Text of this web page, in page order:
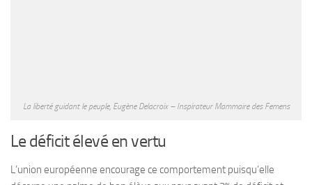
La liberté guidant le peuple, Eugène Delacroix – Inspirateur Mammaire des Femens
Le déficit élevé en vertu
L’union européenne encourage ce comportement puisqu’elle